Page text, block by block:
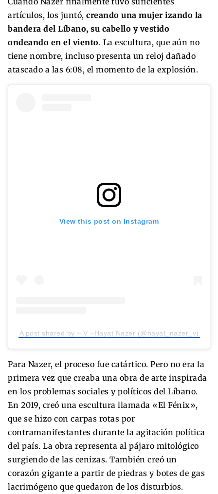
artículos, los juntó, creando una mujer izando la
bandera del Líbano, su cabello y vestido
ondeando en el viento. La escultura, que aún no
tiene nombre, incluso presenta un reloj dañado
atascado a las 6:08, el momento de la explosión.
View this post on Instagram
A post shared by ~ V ~Hayat Nazer (@hayat_nazer_v)
Para Nazer, el proceso fue catártico. Pero no era la
primera vez que creaba una obra de arte inspirada
en los problemas sociales y políticos del Líbano.
En 2019, creó una escultura llamada «El Fénix»,
que se hizo con carpas rotas por
contramanifestantes durante la agitación política
del país. La obra representa al pájaro mitológico
surgiendo de las cenizas. También creó un
corazón gigante a partir de piedras y botes de gas
lacrimógeno que quedaron de los disturbios.